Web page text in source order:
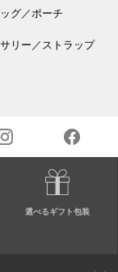
グ／ポーチ
リー／ストラップ
選べるギフト包装